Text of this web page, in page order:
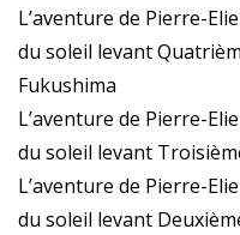
L’aventure de Pierre-
du soleil levant
Fukushima
L’aventure de Pierre-
du soleil levant
L’aventure de Pierre-
du soleil levant